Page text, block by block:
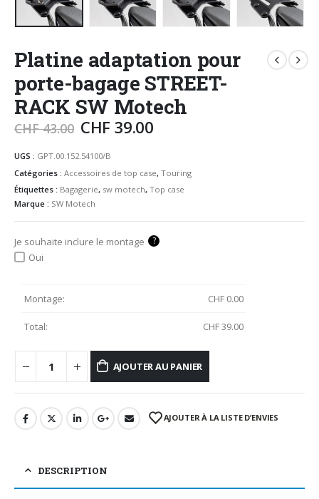
Platine adaptation pour
porte-bagage STREET-
RACK SW Motech
CHF43.00 CHF 39.00
UGS : GPT.00.152.54100/B
Catégories : Accessoires de top case, Touring
Étiquettes : Bagagerie, sw motech, Top case
Marque : SW Motech
Je souhaite inclure le montage ?
Oui
Montage: CHF 0.00
Total: CHF39.00
AJOUTER AU PANIER
AJOUTER À LA LISTE D’ENVIES
DESCRIPTION